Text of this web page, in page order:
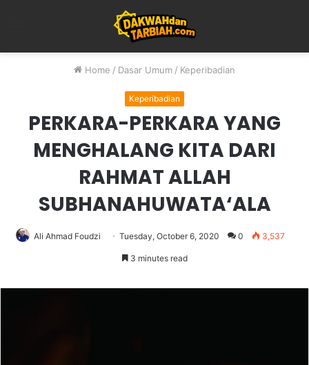
Home / Dasar Umum / Keperibadian
Keperibadian
PERKARA-PERKARA YANG
MENGHALANG KITA DARI
RAHMAT ALLAH
SUBHANAHUWATA‘ALA
Ali Ahmad Foudzi Tuesday, October 6, 2020 0 3,537
3 minutes read